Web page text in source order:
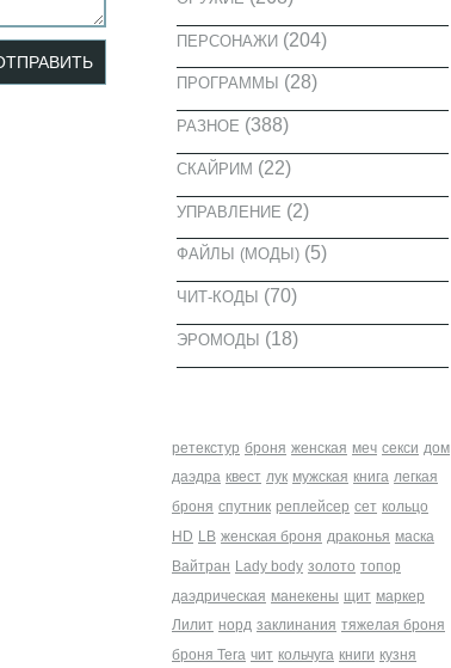
ПЕРСОНАЖИ(204)
ПРОГРАММЫ (28)
РАЗНОЕ (388)
СКАЙРИМ (22)
УПРАВЛЕНИЕ (2)
ФАЙЛЫ (МОДЫ)(5)
ЧИТ-КОДЫ (70)
ЭРОМОДЫ (18)
ретекстур броня женская меч секси дом
даэдра квест лук мужская книга легкая
броня спутник реплейсер сет кольцо
HD LB женская броня драконья маска
Вайтран Lady body золото топор
даэдрическая манекены щит маркер
Лилит норд заклинания тяжелая броня
броня Tera чит кольчуга книги кузня